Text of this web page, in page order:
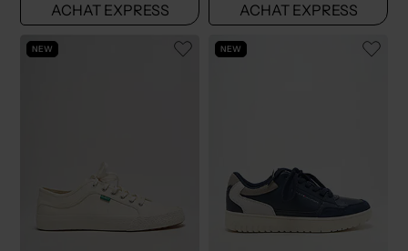
ACHAT EXPRESS ACHAT EXPRESS
NEW NEW